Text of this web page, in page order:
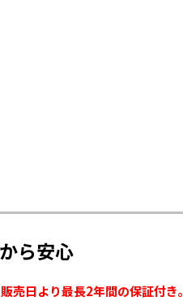
ら安心
売日より最長2年間の保証付き。